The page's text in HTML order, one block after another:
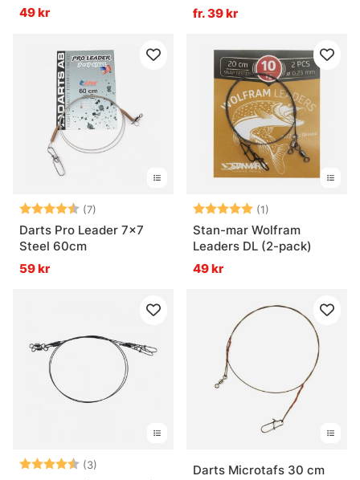
49 kr
fr. 39 kr
Betyg: (7)
4.9 utav 5 stjärnor
Darts Pro Leader 7x7
Steel 60cm
59 kr
Betyg: (1)
Stan-mar Wolfram
Leaders DL (2-pack)
49 kr
Betyg: (3)
4.3 utav 5 stjärnorDarts Microtafs 30 cm